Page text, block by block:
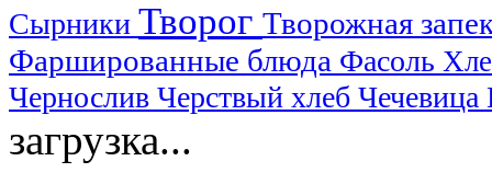
Сырники Творог Творожная
Фаршированные блюда Фасоль
Чернослив Черствый хлеб Чечевица
загрузка...